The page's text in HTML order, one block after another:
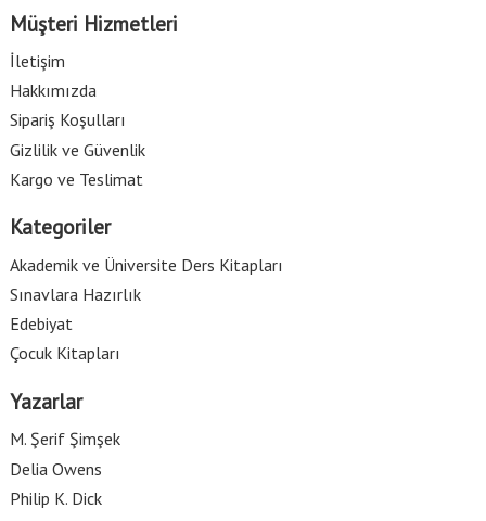
Müşteri Hizmetleri
İletişim
Hakkımızda
Sipariş Koşulları
Gizlilik ve Güvenlik
Kargo ve Teslimat
Kategoriler
Akademik ve Üniversite Ders Kitapları
Sınavlara Hazırlık
Edebiyat
Çocuk Kitapları
Yazarlar
M. Şerif Şimşek
Delia Owens
Philip K. Dick